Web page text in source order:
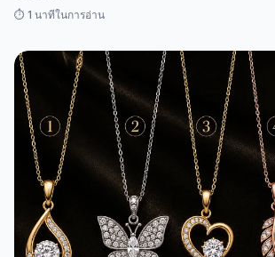
⏱️ 1 นาทีในการอ่าน